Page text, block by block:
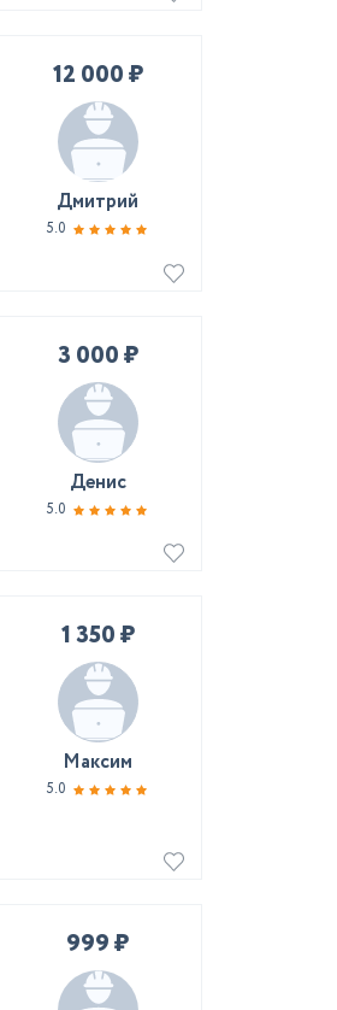
12 000 ₽
Дмитрий
5.0
3 000 ₽
Денис
5.0
1 350 ₽
Максим
5.0
999 ₽